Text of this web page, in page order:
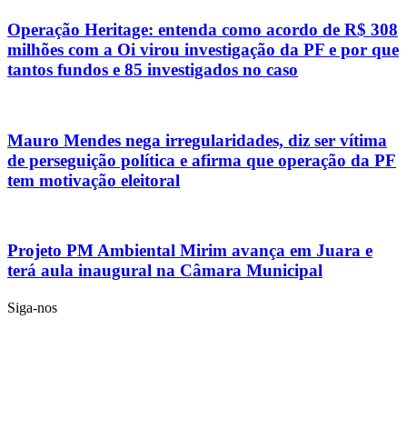
Operação Heritage: entenda como acordo de R$ 308
milhões com a Oi virou investigação da PF e por que
tantos fundos e 85 investigados no caso
Mauro Mendes nega irregularidades, diz ser vítima
de perseguição política e afirma que operação da PF
tem motivação eleitoral
Projeto PM Ambiental Mirim avança em Juara e
terá aula inaugural na Câmara Municipal
Siga-nos